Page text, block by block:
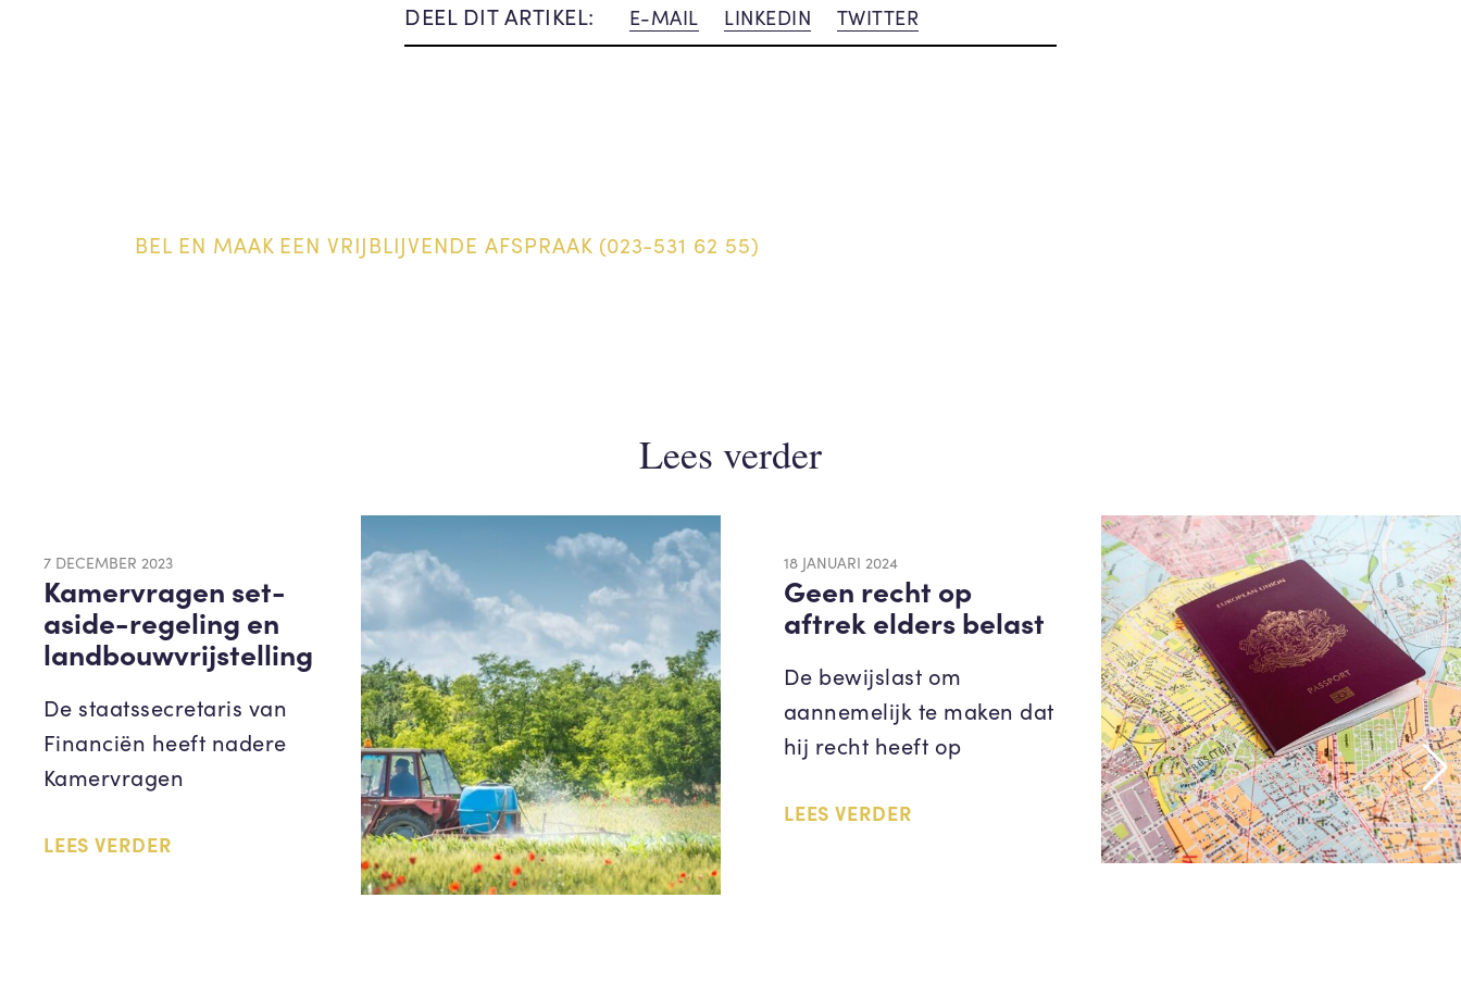
DEEL DIT ARTIKEL: E-MAIL LINKEDIN TWITTER
BEL EN MAAK EEN VRIJBLIJVENDE AFSPRAAK (023-531 62 55)
Lees verder
7 DECEMBER 2023
Kamervragen set-
aside-regeling en
landbouwvrijstelling
De staatssecretaris van
Financiën heeft nadere
Kamervragen
LEES VERDER
18 JANUARI 2024
Geen recht op
aftrek elders belast
De bewijslast om
aannemelijk te maken dat
hij recht heeft op
LEES VERDER